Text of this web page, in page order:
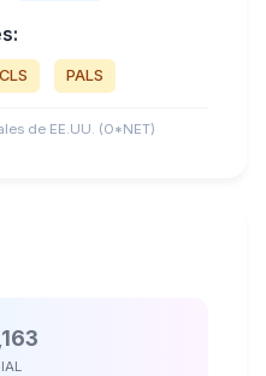
PALS
de EE.UU. (O*NET)